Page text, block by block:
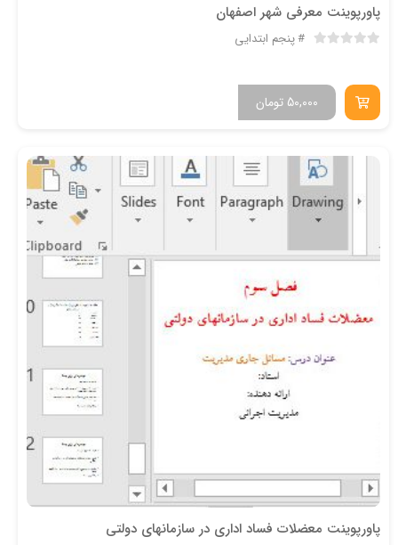
پاورپوینت معرفی شهر اصفهان
پنجم ابتدایی
تومان 50,000
پاورپوینت معضلات فساد اداری در سازمانهای دولتی